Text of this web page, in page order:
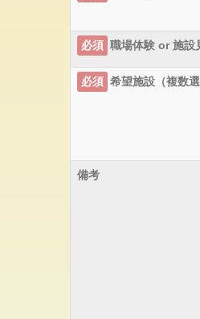
必須 職場体験 or 施設
必須 希望施設（複数選
備考